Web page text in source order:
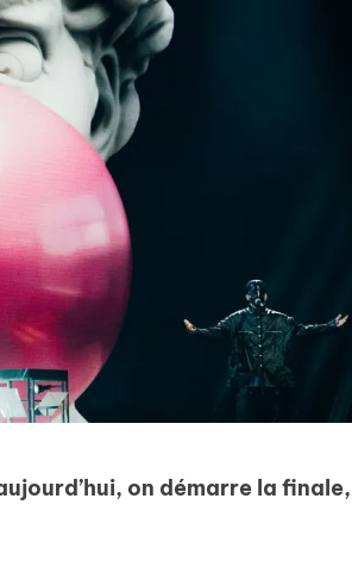
on démarre la finale,